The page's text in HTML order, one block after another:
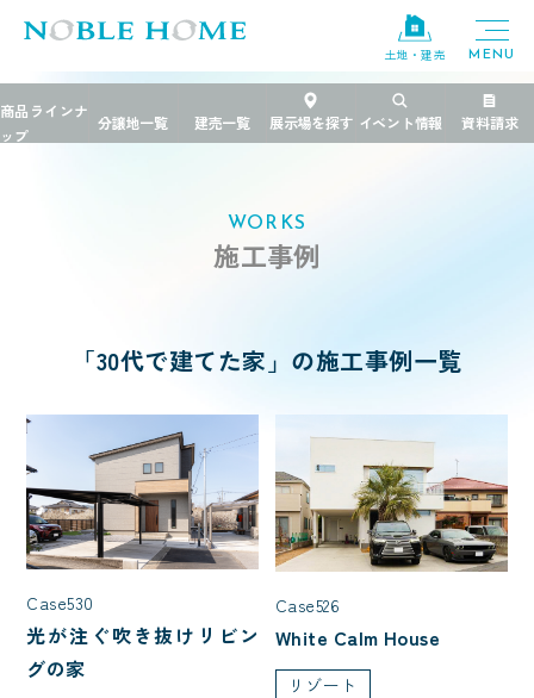
土地・建売
TOP> >30代で建てた家
WORKS
施工事例
「30代で建てた家」の施工事例一覧
Case530
光が注ぐ吹き抜けリビン
グの家
Case526
White Calm House
リゾート
×
エリア
価格帯
2,000万円台
3,000万円台
1,000万円台